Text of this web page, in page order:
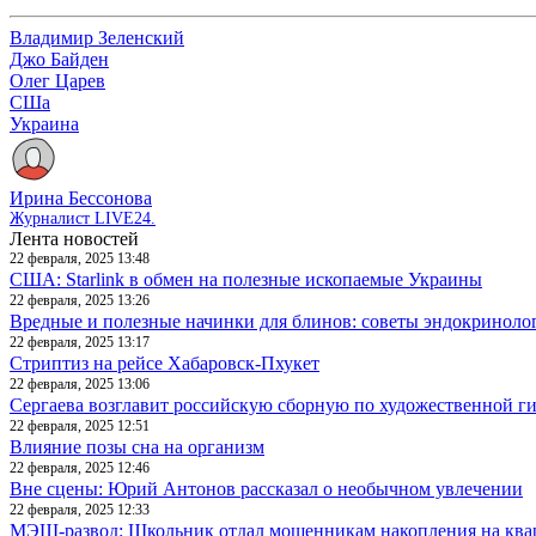
Владимир Зеленский
Джо Байден
Олег Царев
СШа
Украина
Ирина Бессонова
Журналист LIVE24.
Лента новостей
22 февраля, 2025 13:48
США: Starlink в обмен на полезные ископаемые Украины
22 февраля, 2025 13:26
Вредные и полезные начинки для блинов: советы
22 февраля, 2025 13:17
Стриптиз на рейсе Хабаровск-Пхукет
22 февраля, 2025 13:06
Сергаева возглавит российскую сборную по художественной
22 февраля, 2025 12:51
Влияние позы сна на организм
22 февраля, 2025 12:46
Вне сцены: Юрий Антонов рассказал о необычном увлечении
22 февраля, 2025 12:33
МЭШ-развод: Школьник отдал мошенникам накопления на